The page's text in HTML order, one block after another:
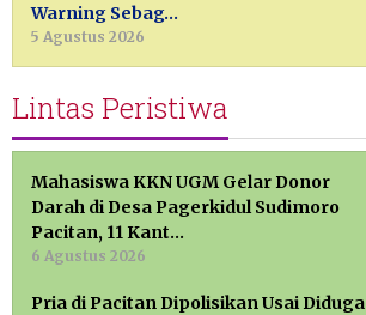
Warning Sebag…
5 Agustus 2026
Lintas Peristiwa
Mahasiswa KKN UGM Gelar Donor
Darah di Desa Pagerkidul Sudimoro
Pacitan, 11 Kant…
6 Agustus 2026
Pria di Pacitan Dipolisikan Usai Diduga